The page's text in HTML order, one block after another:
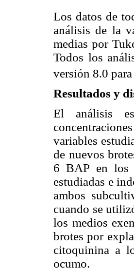
Los datos de
análisis de la
medias por
Todos los
versión 8.0
Resultados y
El análisis
variables
de nuevos
6 BAP en los
estudiadas e
ambos
cuando se
los medios
brotes por
citoquinina a
ocumo.